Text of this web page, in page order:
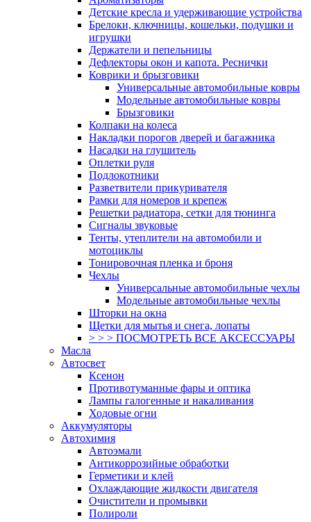
Детские кресла и удерживающие устройства
Брелоки, ключницы, кошельки, подушки и
игрушки
Держатели и пепельницы
Дефлекторы окон и капота. Реснички
Коврики и брызговики
Универсальные автомобильные ковры
Модельные автомобильные ковры
Брызговики
Колпаки на колеса
Накладки порогов дверей и багажника
Насадки на глушитель
Оплетки руля
Подлокотники
Разветвители прикуривателя
Рамки для номеров и крепеж
Решетки радиатора, сетки для тюнинга
Сигналы звуковые
Тенты, утеплители на автомобили и
мотоциклы
Тонировочная пленка и броня
Чехлы
Универсальные автомобильные чехлы
Модельные автомобильные чехлы
Шторки на окна
Щетки для мытья и снега, лопаты
> > > ПОСМОТРЕТЬ ВСЕ АКСЕССУАРЫ
Масла
Автосвет
Ксенон
Противотуманные фары и оптика
Лампы галогенные и накаливания
Ходовые огни
Аккумуляторы
Автохимия
Автоэмали
Антикоррозийные обработки
Герметики и клей
Охлаждающие жидкости двигателя
Очистители и промывки
Полироли